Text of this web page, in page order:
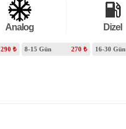
Analog Dizel
290 ₺ 8-15 Gün 270 ₺ 16-30 Gün